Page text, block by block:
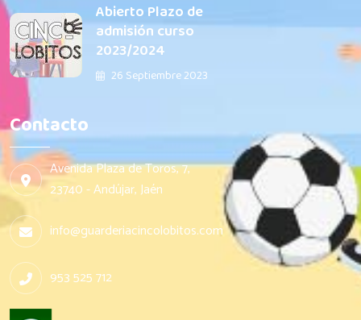
Abierto Plazo de
admisión curso
2023/2024
26 Septiembre 2023
Contacto
Avenida Plaza de Toros, 7,
23740 - Andújar, Jaén
info@guarderiacincolobitos.com
953 525 712